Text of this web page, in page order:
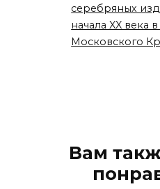
серебряных
начала XX века
Московского
Вам